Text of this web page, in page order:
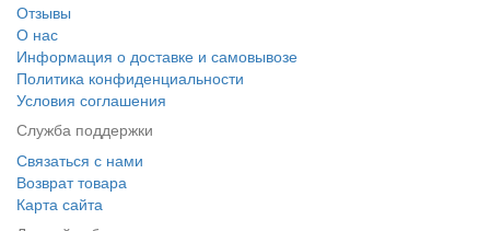
Отзывы
О нас
Информация о доставке и самовывозе
Политика конфиденциальности
Условия соглашения
Служба поддержки
Связаться с нами
Возврат товара
Карта сайта